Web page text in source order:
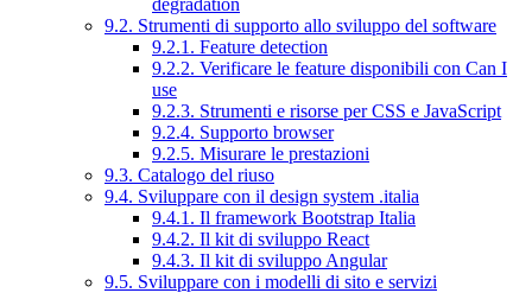
degradation
9.2. Strumenti di supporto allo sviluppo del software
9.2.1. Feature detection
9.2.2. Verificare le feature disponibili con Can I
use
9.2.3. Strumenti e risorse per CSS e JavaScript
9.2.4. Supporto browser
9.2.5. Misurare le prestazioni
9.3. Catalogo del riuso
9.4. Sviluppare con il design system .italia
9.4.1. Il framework Bootstrap Italia
9.4.2. Il kit di sviluppo React
9.4.3. Il kit di sviluppo Angular
9.5. Sviluppare con i modelli di sito e servizi